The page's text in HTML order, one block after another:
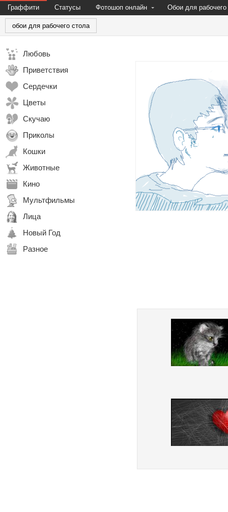
Граффити Статусы Фотошоп онлайн Обои для рабочего
обои для рабочего стола
Любовь
Приветствия
Сердечки
Цветы
Скучаю
Приколы
Кошки
Животные
Кино
Мультфильмы
Лица
Новый Год
Разное